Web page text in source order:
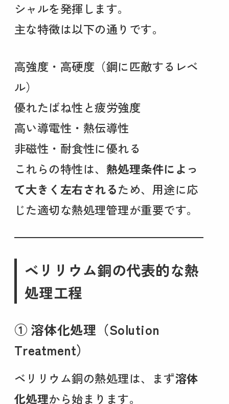
シャルを発揮します。
主な特徴は以下の通りです。
高強度・高硬度（鋼に匹敵するレベ
ル）
優れたばね性と疲労強度
高い導電性・熱伝導性
非磁性・耐食性に優れる
これらの特性は、 熱処理条件によっ
て大きく左右されるため、用途に応
じた適切な熱処理管理が重要です。
ベリリウム銅の代表的な熱
処理工程
① 溶体化処理（Solution
Treatment）
ベリリウム銅の熱処理は、まず溶体
化処理から始まります。